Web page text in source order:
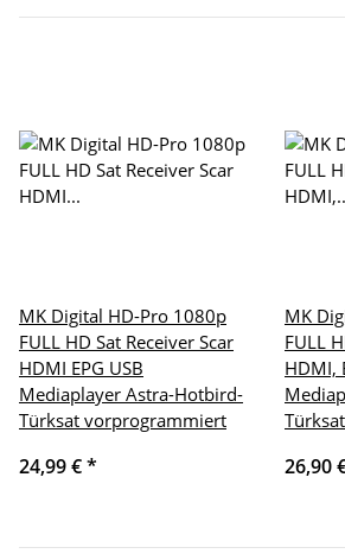
MK Digital HD-Pro 1080p
FULL HD Sat Receiver Scar
HDMI EPG USB
Mediaplayer Astra-Hotbird-
Türksat vorprogrammiert
24,99 €*
MK
FULL
HDMI,
26,90